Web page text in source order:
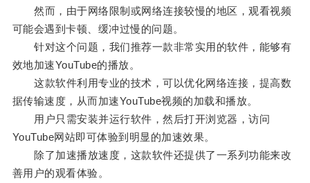
然而，由于网络限制或网络连接较慢的地区，观看视频
可能会遇到卡顿、缓冲过慢的问题。
针对这个问题，我们推荐一款非常实用的软件，能够有
效地加速YouTube的播放。
这款软件利用专业的技术，可以优化网络连接，提高数
据传输速度，从而加速YouTube视频的加载和播放。
用户只需安装并运行软件，然后打开浏览器，访问
YouTube网站即可体验到明显的加速效果。
除了加速播放速度，这款软件还提供了一系列功能来改
善用户的观看体验。